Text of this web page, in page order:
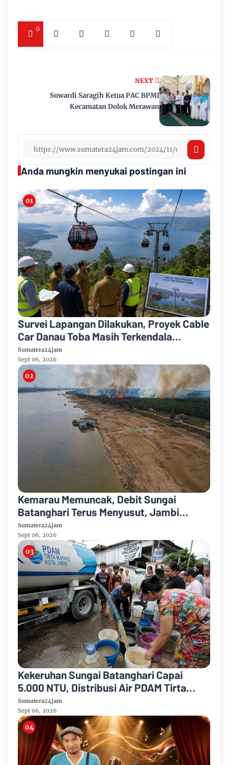
0
NEXT
Suwardi Saragih Ketua PAC BPMI
Kecamatan Dolok Merawan
Anda mungkin menyukai postingan ini
Survei Lapangan Dilakukan, Proyek Cable
Car Danau Toba Masih Terkendala
Pembebasan BPHTB di Sebagian Lahan
Sumatera24jam
Sept 06, 2026
Kemarau Memuncak, Debit Sungai
Batanghari Terus Menyusut, Jambi
Hadapi Ancaman Krisis Air Bersih dan
Karhutla
Sumatera24jam
Sept 06, 2026
Kekeruhan Sungai Batanghari Capai
5.000 NTU, Distribusi Air PDAM Tirta
Mayang di Sejumlah Wilayah Terganggu
Sumatera24jam
Sept 06, 2026